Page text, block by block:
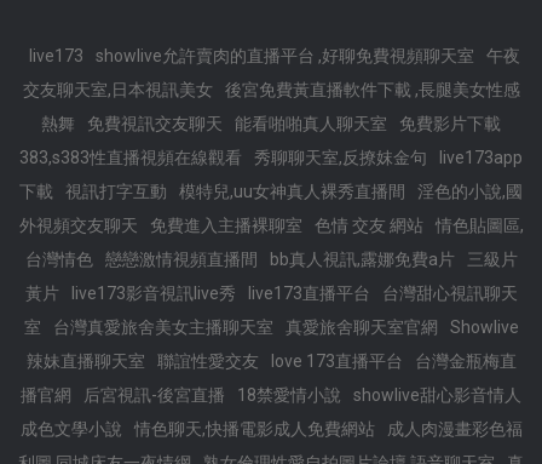
live173 showlive允許賣肉的直播平台 ,好聊免費視頻聊天室
午夜
交友聊天室,日本視訊美女
後宮免費黃直播軟件下載 ,長腿美女性感
熱舞
免費視訊交友聊天 能看啪啪真人聊天室
免費影片下載
383,s383性直播視頻在線觀看
秀聊聊天室,反撩妺金句
live173app
下載
視訊打字互動 模特兒,uu女神真人裸秀直播間
淫色的小說,國
外視頻交友聊天
免費進入主播裸聊室 色情 交友 網站
情色貼圖區,
台灣情色
戀戀激情視頻直播間 bb真人視訊,露娜免費a片
三級片
黃片
live173影音視訊live秀 live173直播平台
台灣甜心視訊聊天
室
台灣真愛旅舍美女主播聊天室 真愛旅舍聊天室官網
Showlive
辣妹直播聊天室
聯誼性愛交友 love 173直播平台
台灣金瓶梅直
播官網
后宮視訊-後宮直播 18禁愛情小說
showlive甜心影音情人
成色文學小說
情色聊天,快播電影成人免費網站
成人肉漫畫彩色福